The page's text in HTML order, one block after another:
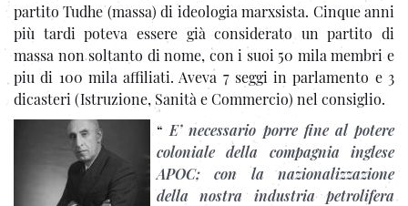
partito Tudhe (massa) di ideologia marxsista. Cinque anni
più tardi poteva essere già considerato un partito di
massa non soltanto di nome, con i suoi 50 mila membri e
piu di 100 mila affiliati. Aveva 7 seggi in parlamento e 3
dicasteri (Istruzione, Sanità e Commercio) nel consiglio.
“ E’ necessario porre fine al potere
coloniale della compagnia inglese
APOC; con la nazionalizzazione
della nostra industria petrolifera